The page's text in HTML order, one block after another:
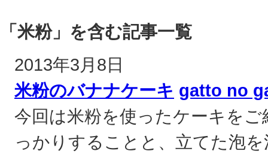
「米粉」を含む記事一覧
2013年3月8日
米粉のバナナケーキ gatto no
今回は米粉を使ったケーキを
っかりすることと、立てた泡